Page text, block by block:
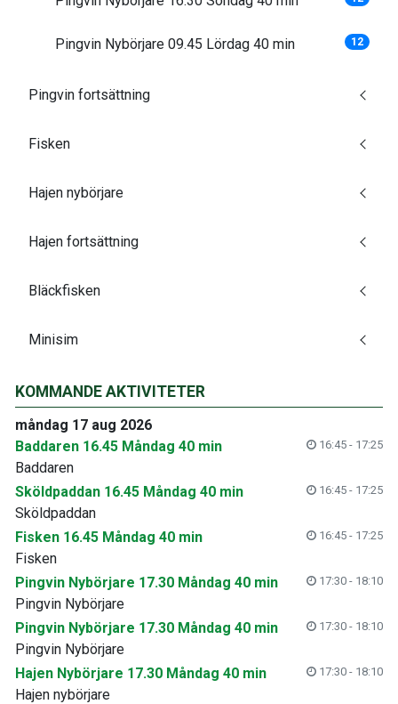
Pingvin Nybörjare 09.45 Lördag 40 min 12
Pingvin fortsättning
Fisken
Hajen nybörjare
Hajen fortsättning
Bläckfisken
Minisim
KOMMANDE AKTIVITETER
måndag 17 aug 2026
Baddaren 16.45 Måndag 40 min
16:45 - 17:25
Baddaren
Sköldpaddan 16.45 Måndag 40 min
16:45 - 17:25
Sköldpaddan
Fisken 16.45 Måndag 40 min
16:45 - 17:25
Fisken
Pingvin Nybörjare 17.30 Måndag 40 min
17:30 - 18:10
Pingvin Nybörjare
Pingvin Nybörjare 17.30 Måndag 40 min
17:30 - 18:10
Pingvin Nybörjare
Hajen Nybörjare 17.30 Måndag 40 min
17:30 - 18:10
Hajen nybörjare